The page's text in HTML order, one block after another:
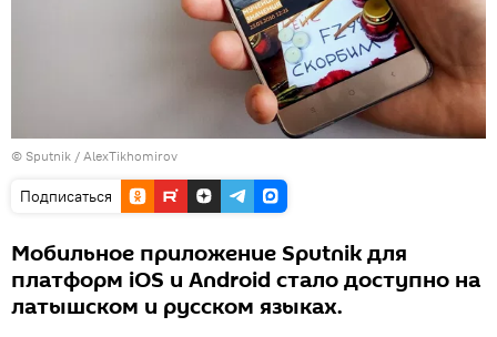
© Sputnik / AlexTikhomirov
Подписаться
Мобильное приложение Sputnik для
платформ iOS и Android стало доступно на
латышском и русском языках.